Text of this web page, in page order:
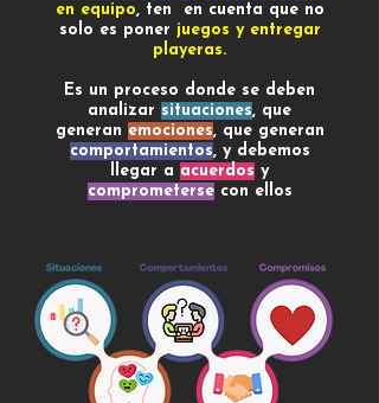
en equipo, ten en cuenta que no
solo es poner juegos y entregar
playeras.
Es un proceso donde se deben
analizar situaciones, que
generan emociones, que generan
comportamientos, y debemos
llegar a acuerdos y
comprometersecon ellos